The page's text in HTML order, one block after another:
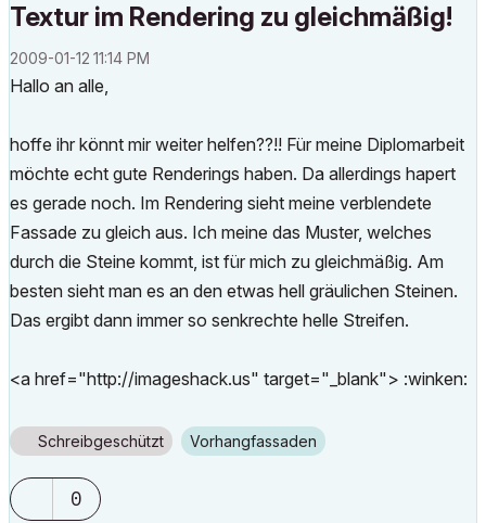
Textur im Rendering zu gleichmäßig!
‎2009-01-12 11:14 PM
Hallo an alle,
hoffe ihr könnt mir weiter helfen??!! Für meine Diplomarbeit
möchte echt gute Renderings haben. Da allerdings hapert
es gerade noch. Im Rendering sieht meine verblendete
Fassade zu gleich aus. Ich meine das Muster, welches
durch die Steine kommt, ist für mich zu gleichmäßig. Am
besten sieht man es an den etwas hell gräulichen Steinen.
Das ergibt dann immer so senkrechte helle Streifen.
<a href="http://imageshack.us" target="_blank"> :winken:
Schreibgeschützt Vorhangfassaden
0